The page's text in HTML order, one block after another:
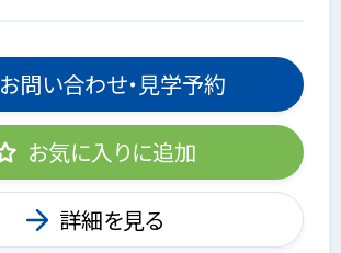
お問い合わせ・見学予約
お気に入りに追加
詳細を見る